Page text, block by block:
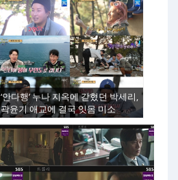
‘안다행’ 누나 지옥에 갇혔던 박세리,
곽윤기 애교에 결국 잇몸 미소